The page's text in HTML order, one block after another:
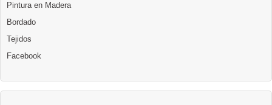
Pintura en Madera
Bordado
Tejidos
Facebook